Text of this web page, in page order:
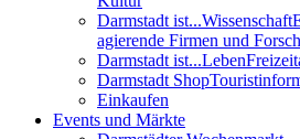
Darmstadt ist...Wissenschaft
agierende Firmen und
Darmstadt ist...Leben
Darmstadt Shop
Einkaufen
Events und Märkte